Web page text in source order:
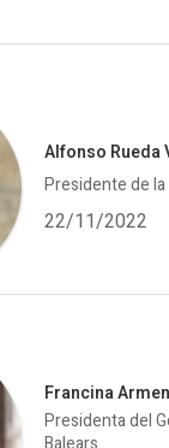
Alfonso Rueda
Presidente de
22/11/2022
Francina
Presidenta del